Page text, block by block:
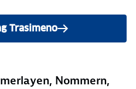
Trasimeno
Nommern,